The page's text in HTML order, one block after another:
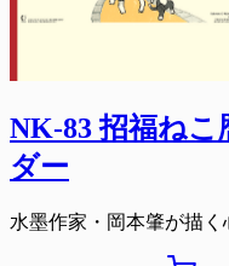
NK-83 招福ねこ
ダー
水墨作家・岡本肇が描